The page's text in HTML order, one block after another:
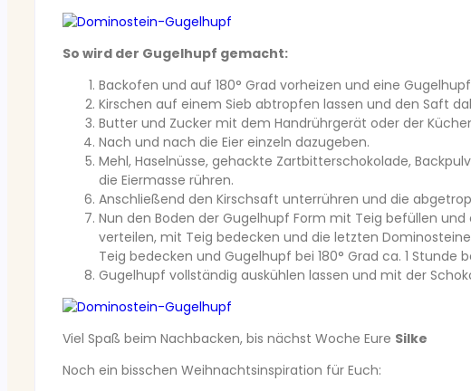
So wird der Gugelhupf gemacht:
Backofen und auf 180° Grad vorheizen und eine
Kirschen auf einem Sieb abtropfen lassen und den Saft
Butter und Zucker mit dem Handrührgerät oder der
Nach und nach die Eier einzeln dazugeben.
Mehl, Haselnüsse, gehackte Zartbitterschokolade,
die Eiermasse rühren.
Anschließend den Kirschsaft unterrühren und die
Nun den Boden der Gugelhupf Form mit Teig befüllen
verteilen, mit Teig bedecken und die letzten
Teig bedecken und Gugelhupf bei 180° Grad ca. 1
Gugelhupf vollständig auskühlen lassen und mit der
Viel Spaß beim Nachbacken, bis nächst Woche Eure Silke
Noch ein bisschen Weihnachtsinspiration für Euch: